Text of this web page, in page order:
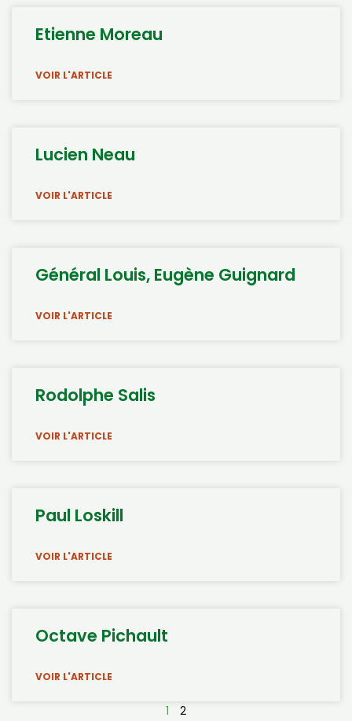
Etienne Moreau
VOIR L'ARTICLE
Lucien Neau
VOIR L'ARTICLE
Général Louis, Eugène Guignard
VOIR L'ARTICLE
Rodolphe Salis
VOIR L'ARTICLE
Paul Loskill
VOIR L'ARTICLE
Octave Pichault
VOIR L'ARTICLE
1 2